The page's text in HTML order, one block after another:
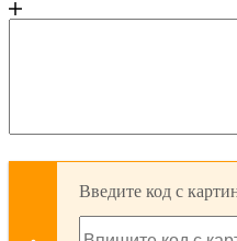
Введите код с